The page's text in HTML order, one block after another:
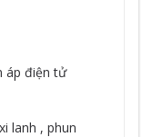
áp điện tử
lanh , phun